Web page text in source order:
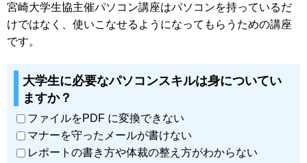
宮崎大学生協主催パソコン講座はパソコンを持っているだ
けではなく、使いこなせるようになってもらうための講座
です。
大学生に必要なパソコンスキルは身についてい
ますか？
ファイルをPDF に変換できない
マナーを守ったメールが書けない
レポートの書き方や体裁の整え方がわからない